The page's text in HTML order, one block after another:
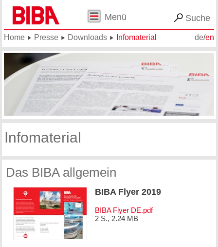
Menü Suche
de/en
Home Presse Downloads Infomaterial
Infomaterial
Das BIBA allgemein
BIBA Flyer 2019
BIBA Flyer DE.pdf
2 S., 2.24 MB